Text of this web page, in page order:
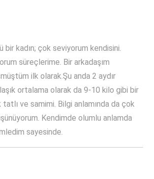
bir kadın; çok seviyorum kendisini.
süreçlerime. Bir arkadaşım
ilk olarak.Şu anda 2 aydır
ortalama olarak da 9-10 kilo gibi bir
tatlı ve samimi. Bilgi anlamında da çok
Kendimde olumlu anlamda
sayesinde.